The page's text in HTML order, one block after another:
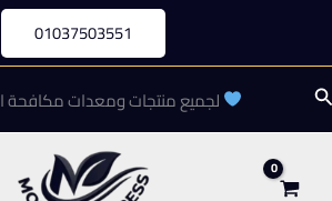
المحتوى
01037503551
البحث لجميع منتجات ومعدات مكافحة